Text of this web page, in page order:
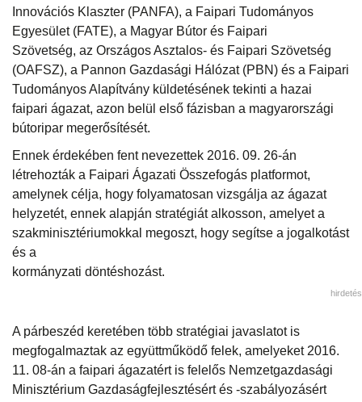
Innovációs Klaszter (PANFA), a Faipari Tudományos
Egyesület (FATE), a Magyar Bútor és Faipari
Szövetség, az Országos Asztalos- és Faipari Szövetség
(OAFSZ), a Pannon Gazdasági Hálózat (PBN) és a Faipari
Tudományos Alapítvány küldetésének tekinti a hazai
faipari ágazat, azon belül első fázisban a magyarországi
bútoripar megerősítését.
Ennek érdekében fent nevezettek 2016. 09. 26-án
létrehozták a Faipari Ágazati Összefogás platformot,
amelynek célja, hogy folyamatosan vizsgálja az ágazat
helyzetét, ennek alapján stratégiát alkosson, amelyet a
szakminisztériumokkal megoszt, hogy segítse a jogalkotást
és a
kormányzati döntéshozást.
hirdetés
A párbeszéd keretében több stratégiai javaslatot is
megfogalmaztak az együttműködő felek, amelyeket 2016.
11. 08-án a faipari ágazatért is felelős Nemzetgazdasági
Minisztérium Gazdaságfejlesztésért és -szabályozásért